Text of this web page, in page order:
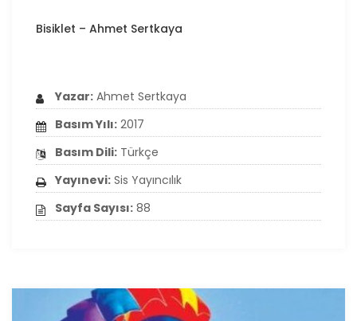
Bisiklet – Ahmet Sertkaya
Yazar: Ahmet Sertkaya
Basım Yılı: 2017
Basım Dili: Türkçe
Yayınevi: Sis Yayıncılık
Sayfa Sayısı: 88